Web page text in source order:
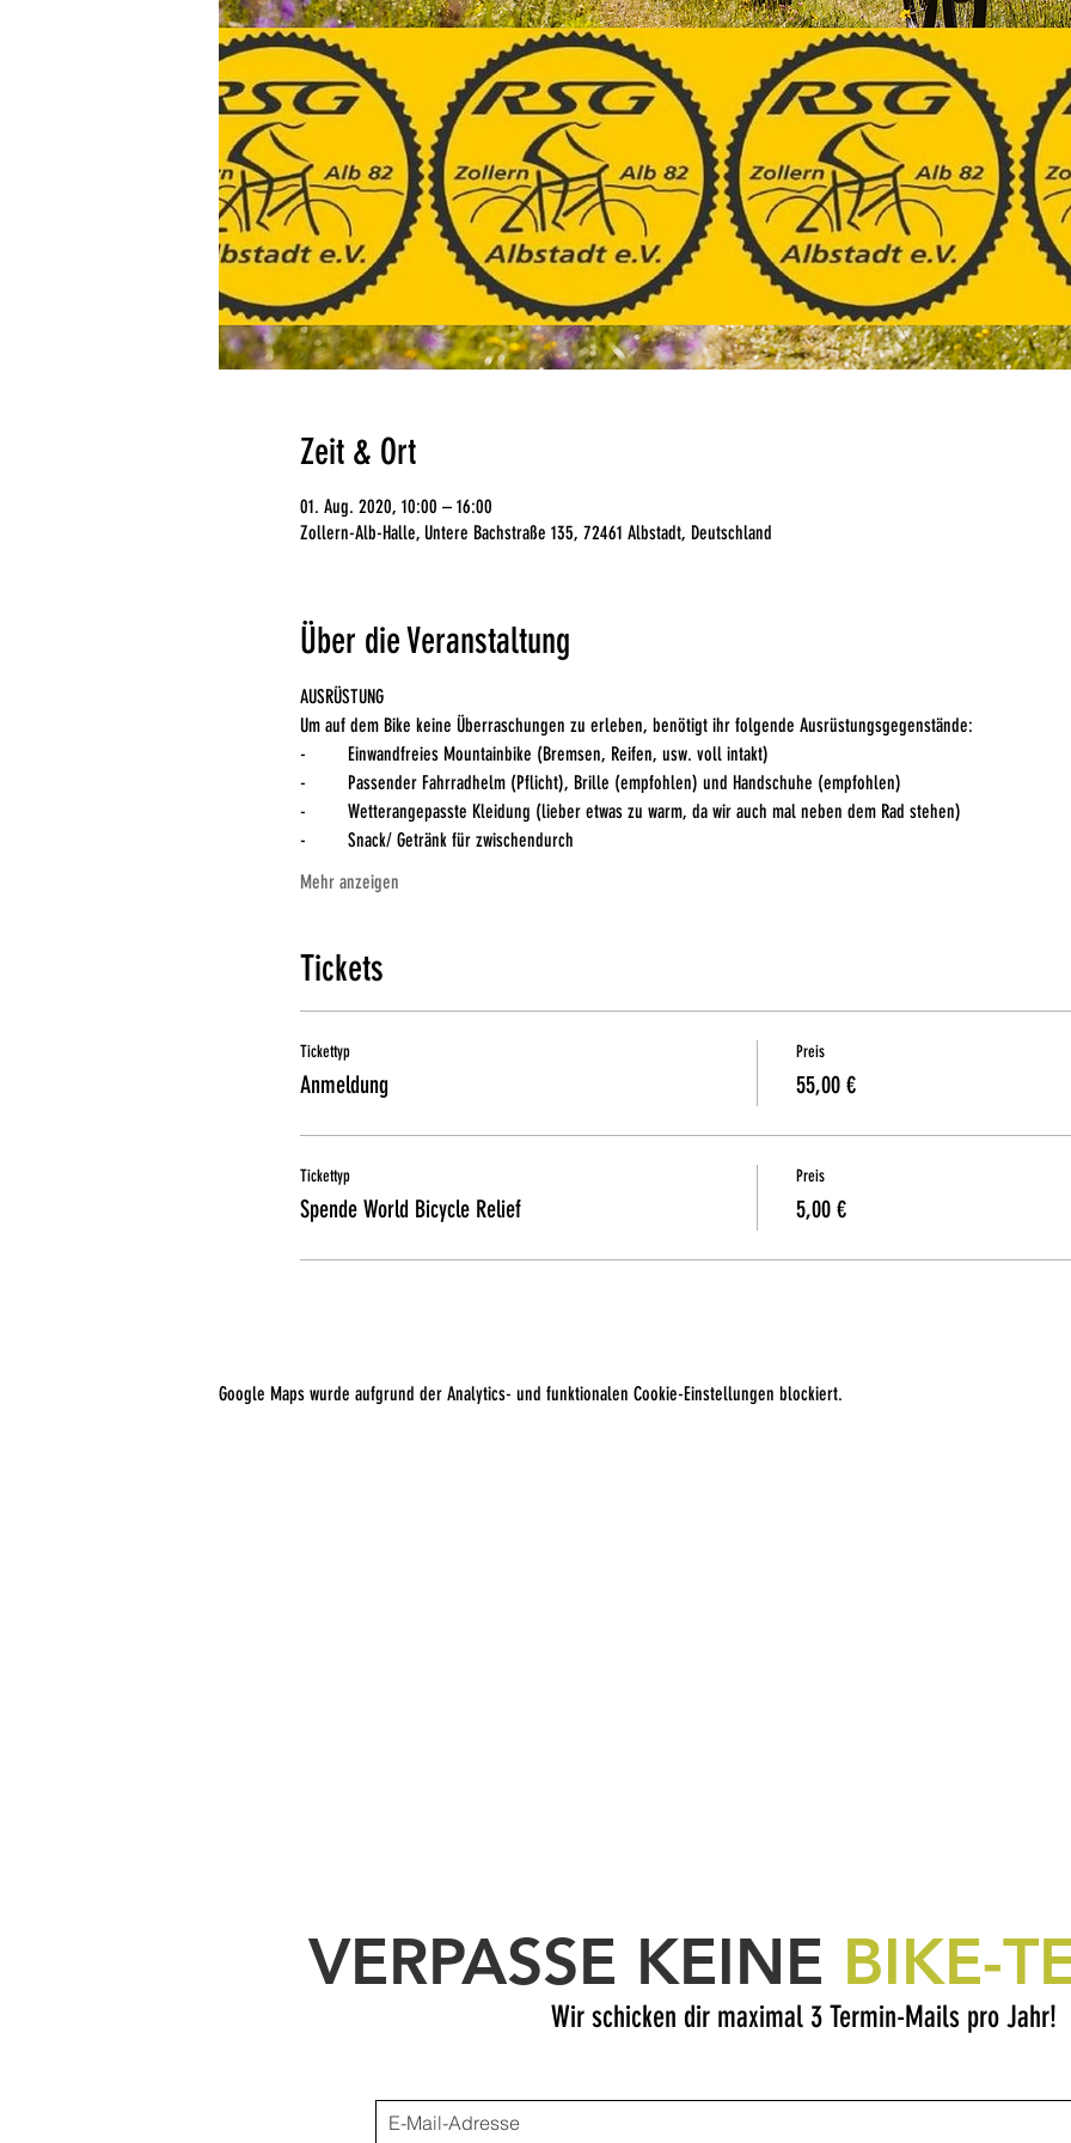
Zeit & Ort
01. Aug. 2020, 10:00 – 16:00
Zollern-Alb-Halle, Untere Bachstraße 135, 72461 Albstadt, Deutschland
Über die Veranstaltung
AUSRÜSTUNG
Um auf dem Bike keine Überraschungen zu erleben, benötigt ihr folgende Ausrüstungsgegenstände:
-	Einwandfreies Mountainbike (Bremsen, Reifen, usw. voll intakt)
-	Passender Fahrradhelm (Pflicht), Brille (empfohlen) und Handschuhe (empfohlen)
-	Wetterangepasste Kleidung (lieber etwas zu warm, da wir auch mal neben dem Rad stehen)
-	Snack/ Getränk für zwischendurch
Mehr anzeigen
Tickets
Tickettyp
Anmeldung
Preis
55,00 €
Tickettyp
Spende World Bicycle Relief
Preis
5,00 €
Google Maps wurde aufgrund der Analytics- und funktionalen Cookie-Einstellungen blockiert.
VERPASSE KEINE BIKE-
Wir schicken dir maximal 3 Termin-Mails pro Jahr!